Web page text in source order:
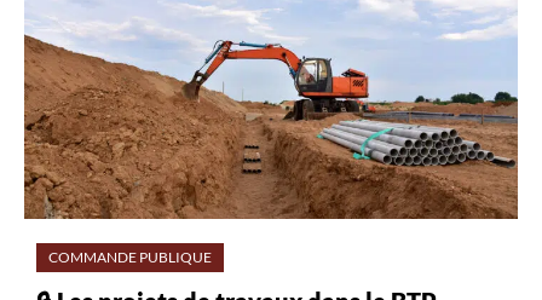
COMMANDE PUBLIQUE